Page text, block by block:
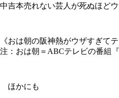
中吉本売れない芸人が死ぬほ
《おは朝の阪神熱がウザすぎて
注：おは朝＝ABCテレビの番組
ほかにも